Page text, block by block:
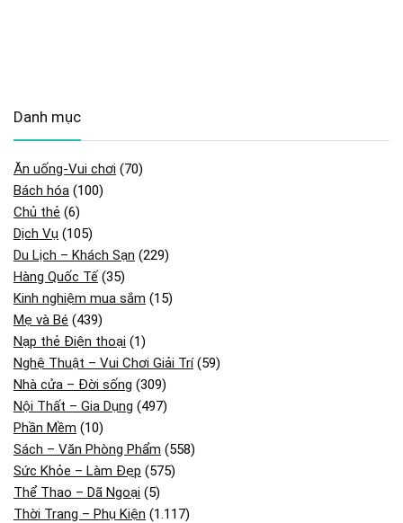
Danh mục
Ăn uống-Vui chơi (70)
Bách hóa (100)
Chủ thẻ (6)
Dịch Vụ (105)
Du Lịch – Khách Sạn (229)
Hàng Quốc Tế (35)
Kinh nghiệm mua sắm (15)
Mẹ và Bé (439)
Nạp thẻ Điện thoại (1)
Nghệ Thuật – Vui Chơi Giải Trí(59)
Nhà cửa – Đời sống (309)
Nội Thất – Gia Dụng (497)
Phần Mềm (10)
Sách – Văn Phòng Phẩm (558)
Sức Khỏe – Làm Đẹp (575)
Thể Thao – Dã Ngoại (5)
Thời Trang – Phụ Kiện (1.117)